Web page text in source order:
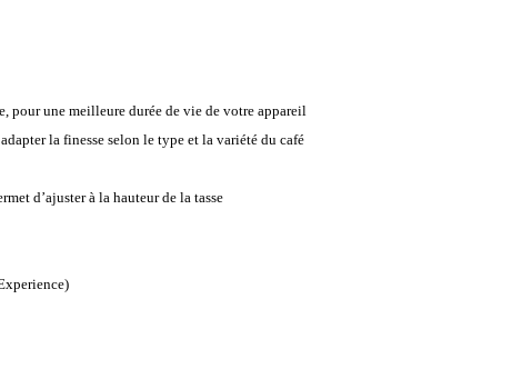
pour une meilleure durée de vie de votre appareil
la finesse selon le type et la variété du café
d’ajuster à la hauteur de la tasse